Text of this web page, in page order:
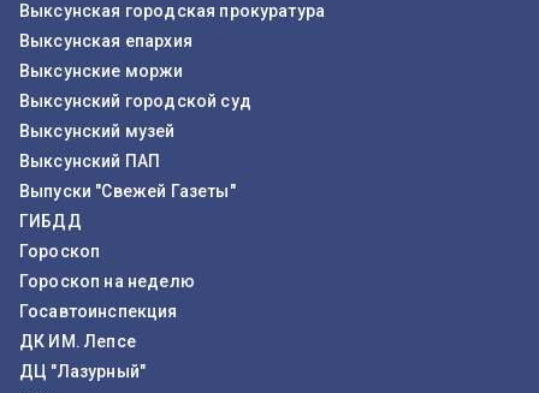
Выксунская городская прокуратура
Выксунская епархия
Выксунские моржи
Выксунский городской суд
Выксунский музей
Выксунский ПАП
Выпуски "Свежей Газеты"
ГИБДД
Гороскоп
Гороскоп на неделю
Госавтоинспекция
ДК ИМ. Лепсе
ДЦ "Лазурный"